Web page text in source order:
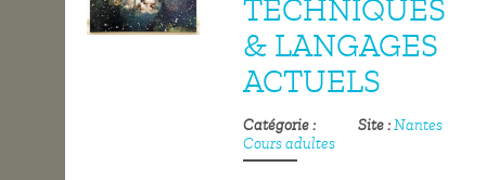
OPEN SCHOOL
TECHNIQUES
& LANGAGES
ACTUELS
Catégorie
Cours adultes
Site Nantes